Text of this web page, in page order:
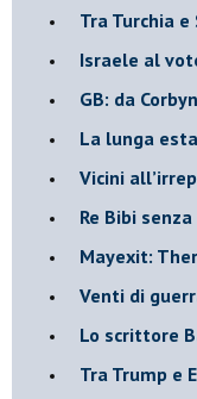
Tra Turchia
Israele al
GB: da
La lunga
Vicini
Re Bibi
Mayexit:
Venti di
Lo scrittore
Tra Trump e